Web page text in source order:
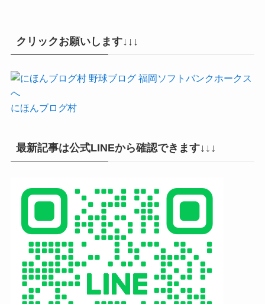
クリックお願いします↓↓↓
にほんブログ村
最新記事は公式LINEから確認できます↓↓↓